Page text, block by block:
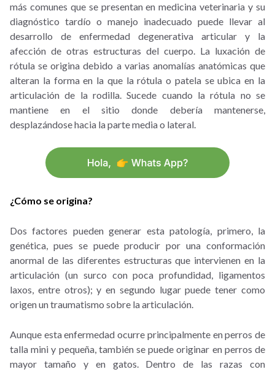
más comunes que se presentan en medicina veterinaria y su
diagnóstico tardío o manejo inadecuado puede llevar al
desarrollo de enfermedad degenerativa articular y la
afección de otras estructuras del cuerpo. La luxación de
rótula se origina debido a varias anomalías anatómicas que
alteran la forma en la que la rótula o patela se ubica en la
articulación de la rodilla. Sucede cuando la rótula no se
mantiene en el sitio donde debería mantenerse,
desplazándose hacia la parte media o lateral.
¿Cómo se origina?
Dos factores pueden generar esta patología, primero, la
genética, pues se puede producir por una conformación
anormal de las diferentes estructuras que intervienen en la
articulación (un surco con poca profundidad, ligamentos
laxos, entre otros); y en segundo lugar puede tener como
origen un traumatismo sobre la articulación.
Aunque esta enfermedad ocurre principalmente en perros de
talla mini y pequeña, también se puede originar en perros de
mayor tamaño y en gatos. Dentro de las razas con